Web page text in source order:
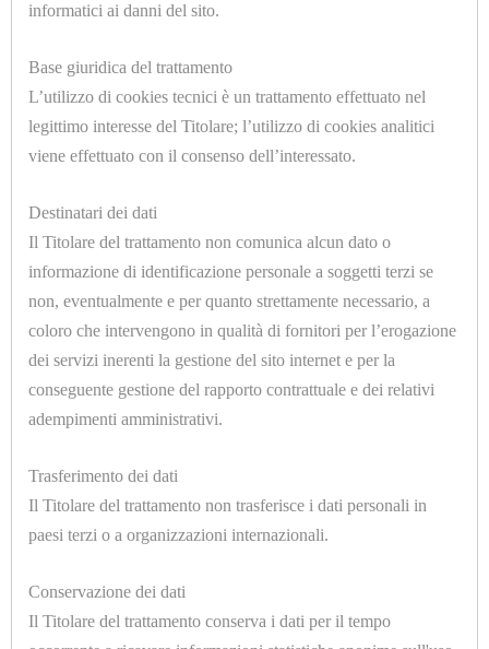
DI
CONSUMO
APPARECCHIATURE
ATTREZZATURE
CALDAIE
DA
CAMICIOTTI
PER
MANICHINO
-50°/+350°C - 3 FILI
ADATTATORE CILINDRICO 1/4 Ø=4mm.
informatici ai danni del sito.
Base giuridica del trattamento
L’utilizzo di cookies tecnici è un trattamento effettuato nel
legittimo interesse del Titolare; l’utilizzo di cookies analitici
viene effettuato con il consenso dell’interessato.
Destinatari dei dati
Il Titolare del trattamento non comunica alcun dato o
informazione di identificazione personale a soggetti terzi se
non, eventualmente e per quanto strettamente necessario, a
coloro che intervengono in qualità di fornitori per l’erogazione
dei servizi inerenti la gestione del sito internet e per la
conseguente gestione del rapporto contrattuale e dei relativi
adempimenti amministrativi.
Trasferimento dei dati
Il Titolare del trattamento non trasferisce i dati personali in
paesi terzi o a organizzazioni internazionali.
Conservazione dei dati
Il Titolare del trattamento conserva i dati per il tempo